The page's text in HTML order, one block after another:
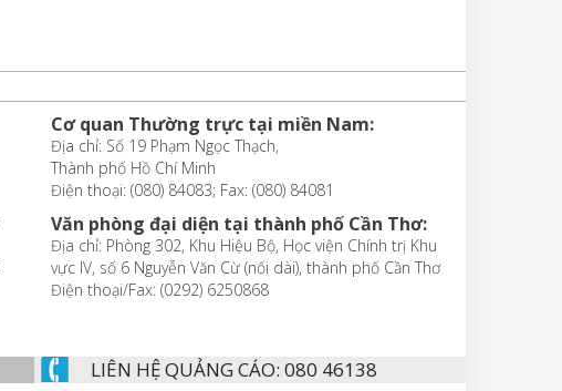
Cơ quan Thường trực tại miền Nam:
Địa chỉ: Số 19 Phạm Ngọc Thạch,
Thành phố Hồ Chí Minh
Điện thoại: (080) 84083; Fax: (080) 84081
Văn phòng đại diện tại thành phố Cần Thơ:
Địa chỉ: Phòng 302, Khu Hiệu Bộ, Học viện Chính trị Khu
vực IV, số 6 Nguyễn Văn Cừ (nối dài), thành phố Cần Thơ
Điện thoại/Fax: (0292) 6250868
LIÊN HỆ QUẢNG CÁO: 080 46138